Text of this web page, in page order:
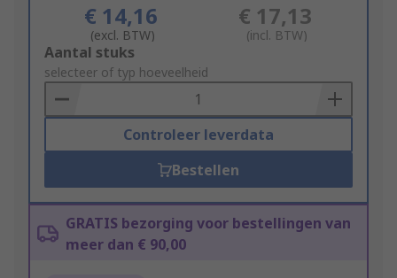
€ 14,16
(excl. BTW)
€ 17,13
(incl. BTW)
Add
to
Basket
Aantal stuks
selecteer of typ hoeveelheid
Controleer leverdata
Bestellen
GRATIS bezorging voor bestellingen van
meer dan € 90,00